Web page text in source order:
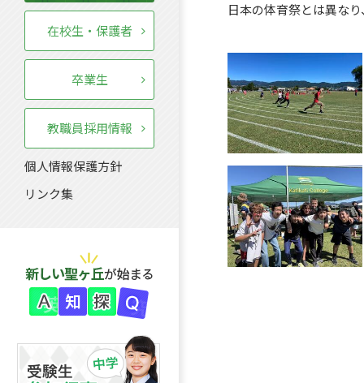
在校生・保護者
卒業生
教職員採用情報
個人情報保護方針
リンク集
日本の体育祭とは異な